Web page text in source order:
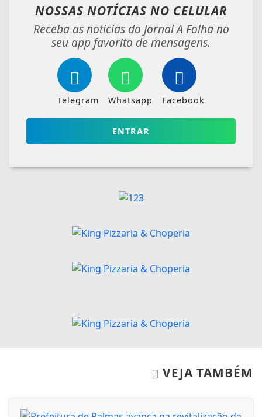
NOSSAS NOTÍCIAS NO CELULAR
Receba as notícias do Jornal A Folha no
seu app favorito de mensagens.
Telegram Whatsapp Facebook
ENTRAR
VEJA TAMBÉM